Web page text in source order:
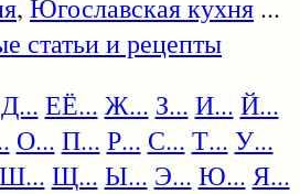
, Югославская кухня ...
статьи и рецепты
Д... ЕЁ... Ж... З... И... Й...
О... П... Р... С... Т... У...
Ш... Щ... Ы... Э... Ю... Я...